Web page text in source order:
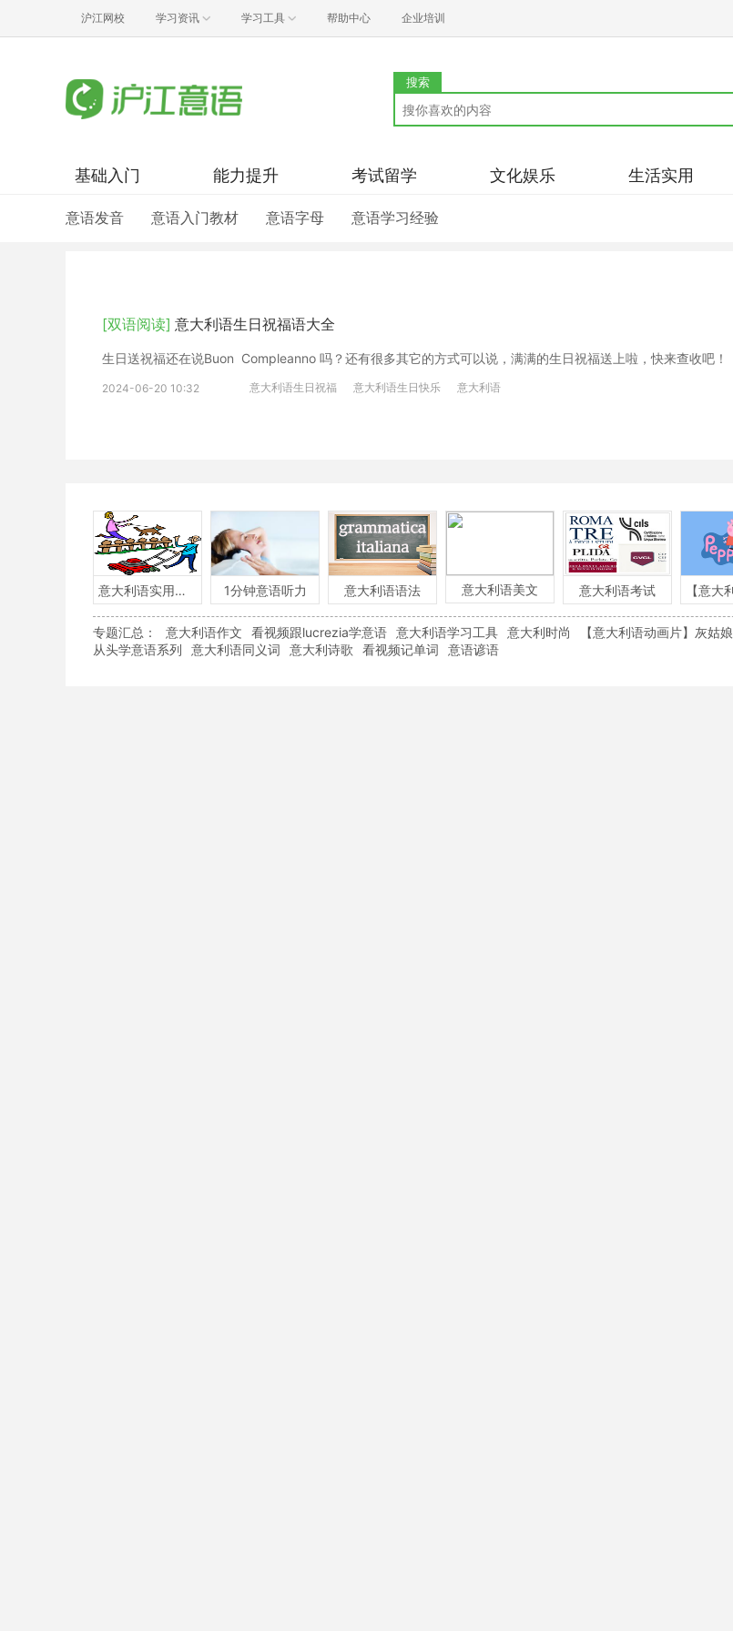
沪江网校 学习资讯 学习工具 帮助中心 企业培训
搜索
基础入门 能力提升 考试留学 文化娱乐 生活实用
意语发音 意语入门教材 意语字母 意语学习经验
[双语阅读] 意大利语生日祝福语大全
生日送祝福还在说Buon Compleanno 吗？还有很多其它的方式可以说，满满的生日祝福送上啦，快来查收吧！
2024-06-20 10:32 意大利语生日祝福 意大利语生日快乐 意大利语
意大利语实用口语 1分钟意语听力 意大利语语法 意大利语美文 意大利语考试
专题汇总： 意大利语作文 看视频跟lucrezia学意语 意大利语学习工具 意大利时尚
【意大利语动画片】灰姑娘
从头学意语系列
意大利语同义词 意大利诗歌 看视频记单词 意语谚语